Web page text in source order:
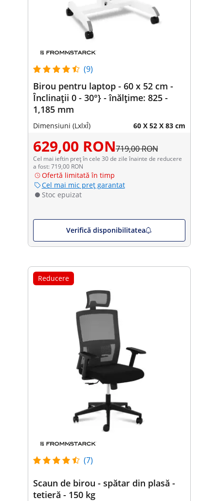
(9)
Birou pentru laptop - 60 x 52 cm -
Înclinații 0 - 30°} - înălțime: 825 -
1,185 mm
Dimensiuni (LxlxÎ) 60 X 52 X 83 cm
629,00 RON719,00 RON
Cel mai ieftin preț în cele 30 de zile înainte de reducere
a fost: 719,00 RON
Ofertă limitată în timp
Cel mai mic preț garantat
Stoc epuizat
Verifică disponibilitatea
Reducere
(7)
Scaun de birou - spătar din plasă -
tetieră - 150 kg